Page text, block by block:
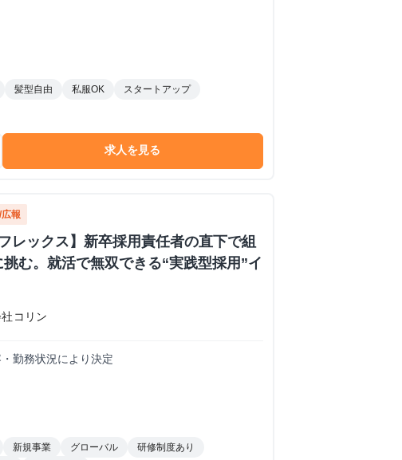
髪型自由 私服OK
スタートアップ
求人を見る
報
レックス】新卒採用責任者の直下で組
む。就活で無双できる“実践型採用”イ
コリン
勤務状況により決定
新規事業 グローバル
研修制度あり